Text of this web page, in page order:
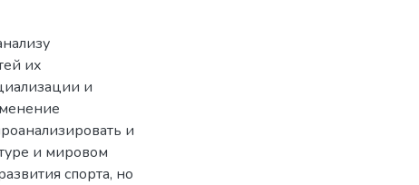
их
и
и
и мировом
спорта, но